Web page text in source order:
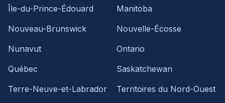
Île-du-Prince-Édouard
Manitoba
Nouveau-Brunswick
Nouvelle-Écosse
Nunavut
Ontario
Québec
Saskatchewan
Terre-Neuve-et-Labrador
Territoires du Nord-Ouest